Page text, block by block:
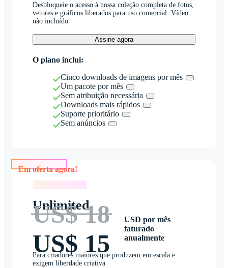
Desbloqueie o acesso à nossa coleção completa de fotos,
vetores e gráficos liberados para uso comercial. Vídeo
não incluído.
Assine agora
O plano inclui:
Cinco downloads de imagens por mês
Um pacote por mês
Sem atribuição necessária
Downloads mais rápidos
Suporte prioritário
Sem anúncios
Unlimited
US$ 18
US$ 15
USD por mês
faturado
anualmente
Para criadores maiores que produzem em escala e
exigem liberdade criativa